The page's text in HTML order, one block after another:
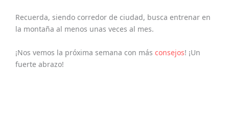
Recuerda, siendo corredor de ciudad, busca entrenar en
la montaña al menos unas veces al mes.
¡Nos vemos la próxima semana con más consejos! ¡Un
fuerte abrazo!